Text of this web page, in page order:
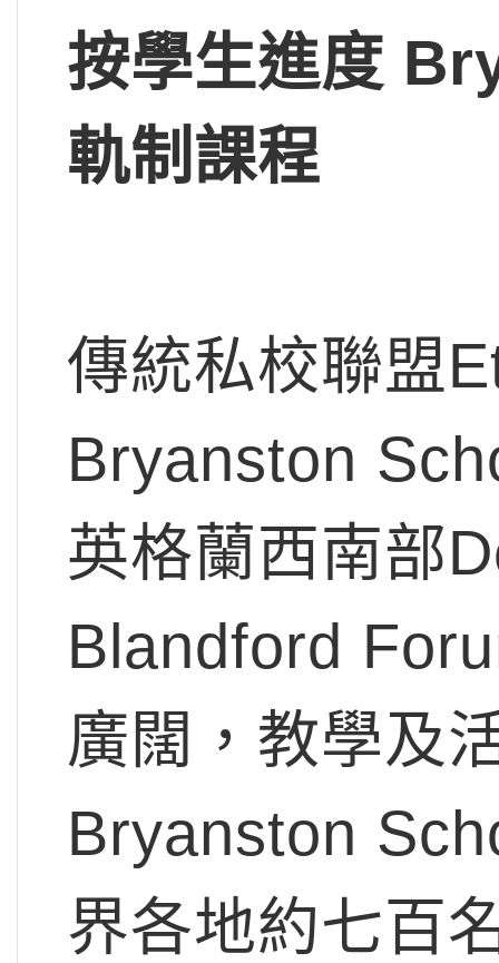
按學生進度
軌制課程
傳統私校聯盟
Bryanston
英格蘭西南部
Blandford
廣闊，教學及
Bryanston
界各地約七百